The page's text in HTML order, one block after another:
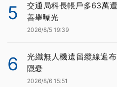
5
交通局科長帳戶多63萬
善舉曝光
2026/8/5 19:39
6
光纖無人機遺留纜線遍
隱憂
2026/8/6 15:51